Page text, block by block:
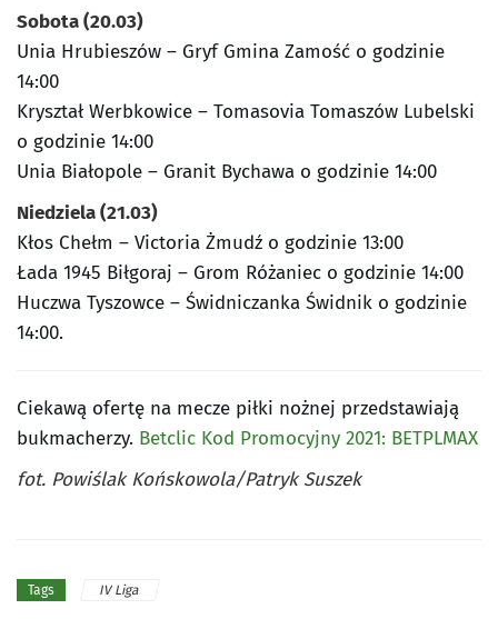
Sobota (20.03)
Unia Hrubieszów – Gryf Gmina Zamość o godzinie
14:00
Kryształ Werbkowice – Tomasovia Tomaszów Lubelski
o godzinie 14:00
Unia Białopole – Granit Bychawa o godzinie 14:00
Niedziela (21.03)
Kłos Chełm – Victoria Żmudź o godzinie 13:00
Łada 1945 Biłgoraj – Grom Różaniec o godzinie 14:00
Huczwa Tyszowce – Świdniczanka Świdnik o godzinie
14:00.
Ciekawą ofertę na mecze piłki nożnej przedstawiają
bukmacherzy. Betclic Kod Promocyjny 2021: BETPLMAX
fot. Powiślak Końskowola/Patryk Suszek
Tags IV Liga